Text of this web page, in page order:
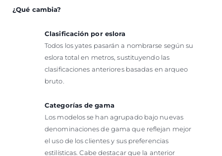
¿Qué cambia?
Clasificación por eslora
Todos los yates pasarán a nombrarse según su
eslora total en metros, sustituyendo las
clasificaciones anteriores basadas en arqueo
bruto.
Categorías de gama
Los modelos se han agrupado bajo nuevas
denominaciones de gama que reflejan mejor
el uso de los clientes y sus preferencias
estilísticas. Cabe destacar que la anterior